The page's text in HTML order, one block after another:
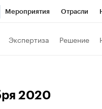
Мероприятия Отрасли
Экспертиза Решение
2020